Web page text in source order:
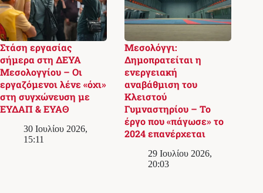
Στάση εργασίας
σήμερα στη ΔΕΥΑ
Μεσολογγίου – Οι
εργαζόμενοι λένε «όχι»
στη συγχώνευση με
ΕΥΔΑΠ & ΕΥΑΘ
30 Ιουλίου 2026,
15:11
Μεσολόγγι:
Δημοπρατείται η
ενεργειακή
αναβάθμιση του
Κλειστού
Γυμναστηρίου – Το
έργο που «πάγωσε» το
2024 επανέρχεται
29 Ιουλίου 2026,
20:03